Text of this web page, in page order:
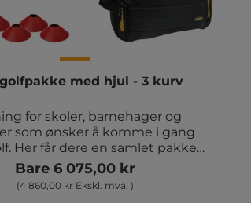
med hjul - 3 kurv
for skoler, barnehager og
som ønsker å komme i gang
Her får dere en samlet pakke
utstyr, slik at dere raskt
en bane og starte spillet.
3 stk. discgolfstativer med
Bare 6 075,00 kr
(4 860,00 kr Ekskl. mva. )